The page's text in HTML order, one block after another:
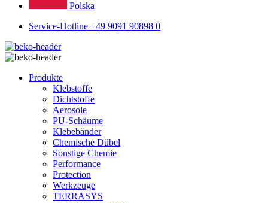
Polska
Service-Hotline +49 9091 90898 0
Produkte
Klebstoffe
Dichtstoffe
Aerosole
PU-Schäume
Klebebänder
Chemische Dübel
Sonstige Chemie
Performance
Protection
Werkzeuge
TERRASYS